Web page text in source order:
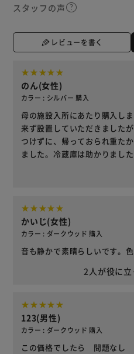
スタッフの声
レビューを書く
のん(女性)
カラー : シルバー 購入
母の施設入所にあたり購入し
来ず設置していただきました
つけずに、帰っておられ重た
ました。冷蔵庫は助かりました
かいじ(女性)
カラー : ダークウッド 購入
音も静かで素晴らしいです。
2 人が役に
123(男性)
カラー : ダークウッド 購入
この価格でしたら 問題なし